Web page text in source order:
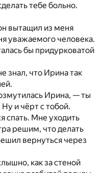
тебе больно.
вытащил из меня
уважаемого человека.
бы придурковатой
знал, что Ирина так
Ирина, — ты
и чёрт с тобой.
спать. Мне уходить
решим, что делать
вернуться через
как за стеной